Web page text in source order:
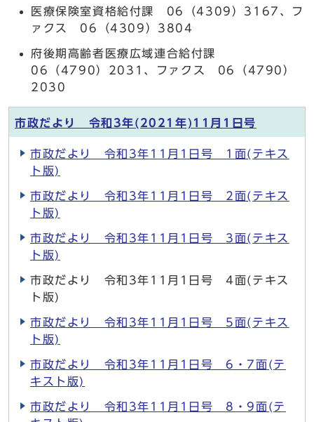
医療保険室資格給付課 06（4309）3167、フ
ァクス 06（4309）3804
府後期高齢者医療広域連合給付課
06（4790）2031、ファクス 06（4790）
2030
市政だより 令和3年(2021年)11月1日号
市政だより 令和3年11月1日号 1面(テキス
ト版)
市政だより 令和3年11月1日号 2面(テキス
ト版)
市政だより 令和3年11月1日号 3面(テキス
ト版)
市政だより 令和3年11月1日号 4面(テキス
ト版)
市政だより 令和3年11月1日号 5面(テキス
ト版)
市政だより 令和3年11月1日号 6・7面(テ
キスト版)
市政だより 令和3年11月1日号 8・9面(テ